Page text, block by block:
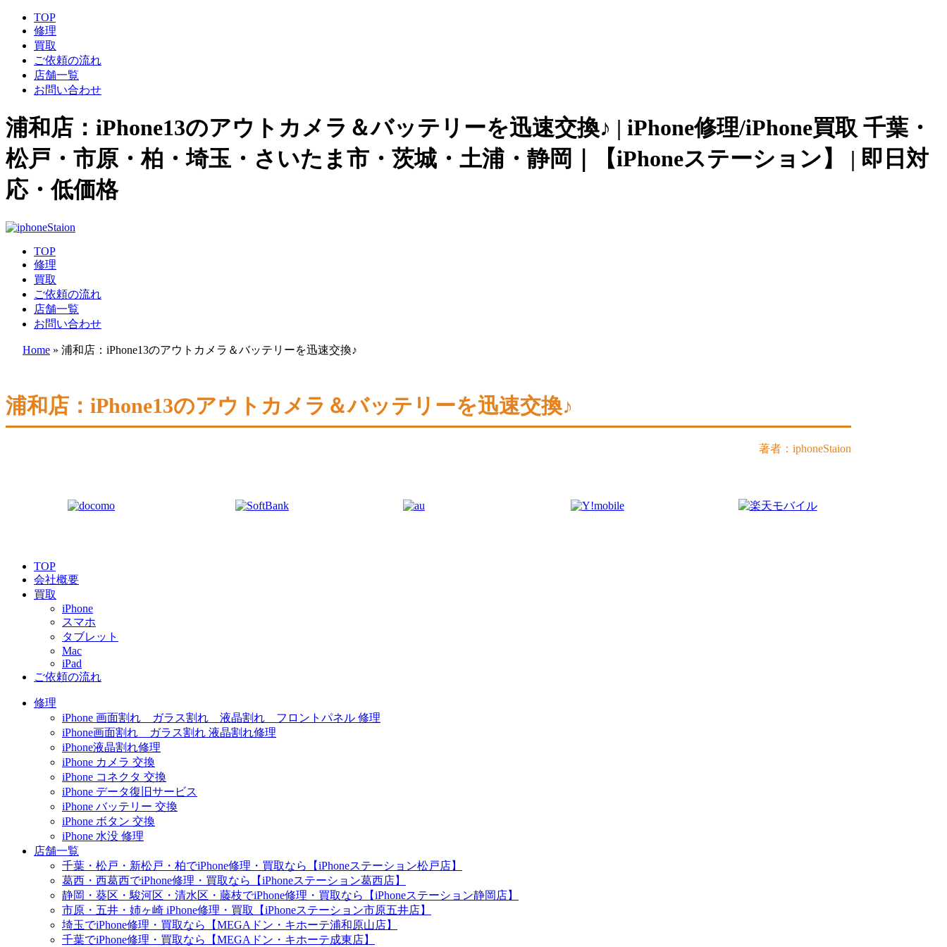
TOP
修理
買取
ご依頼の流れ
店舗一覧
お問い合わせ
浦和店：iPhone13のアウトカメラ＆バッテリーを迅速交換♪ | iPhone修理/iPhone買取 千葉・
松戸・市原・柏・埼玉・さいたま市・茨城・土浦・静岡｜【iPhoneステーション】 | 即日対
応・低価格
TOP
修理
買取
ご依頼の流れ
店舗一覧
お問い合わせ
Home » 浦和店：iPhone13のアウトカメラ＆バッテリーを迅速交換♪
浦和店：iPhone13のアウトカメラ＆バッテリーを迅速交換♪
著者：iphoneStaion
TOP
会社概要
買取
iPhone
スマホ
タブレット
Mac
iPad
ご依頼の流れ
修理
iPhone 画面割れ ガラス割れ 液晶割れ フロントパネル 修理
iPhone画面割れ ガラス割れ 液晶割れ修理
iPhone液晶割れ修理
iPhone カメラ 交換
iPhone コネクタ 交換
iPhone データ復旧サービス
iPhone バッテリー 交換
iPhone ボタン 交換
iPhone 水没 修理
店舗一覧
千葉・松戸・新松戸・柏でiPhone修理・買取なら【iPhoneステーション松戸店】
葛西・西葛西でiPhone修理・買取なら【iPhoneステーション葛西店】
静岡・葵区・駿河区・清水区・藤枝でiPhone修理・買取なら【iPhoneステーション静岡店】
市原・五井・姉ヶ崎 iPhone修理・買取【iPhoneステーション市原五井店】
埼玉でiPhone修理・買取なら【MEGAドン・キホーテ浦和原山店】
千葉でiPhone修理・買取なら【MEGAドン・キホーテ成東店】